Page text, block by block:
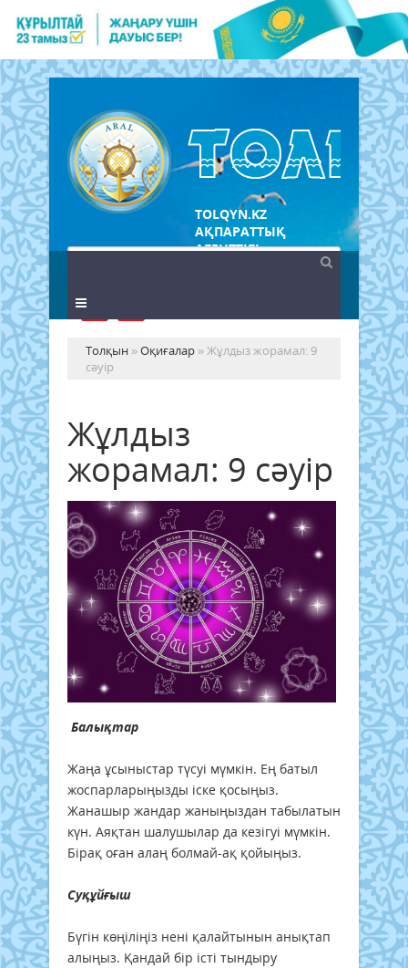
TOLQYN.KZ
АҚПАРАТТЫҚ
АГЕНТТІГІ
Толқын »Оқиғалар » Жұлдыз жорамал: 9
сәуір
Жұлдыз
жорамал: 9 сәуір
Балықтар
Жаңа ұсыныстар түсуі мүмкін. Ең батыл
жоспарларыңызды іске қосыңыз.
Жанашыр жандар жаныңыздан табылатын
күн. Аяқтан шалушылар да кезігуі мүмкін.
Бірақ оған алаң болмай-ақ қойыңыз.
Суқұйғыш
Бүгін көңіліңіз нені қалайтынын анықтап
алыңыз. Қандай бір істі тындыру